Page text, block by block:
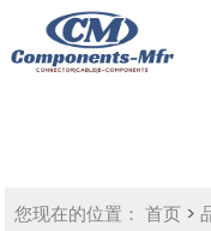
您现在的位置： 首页 >